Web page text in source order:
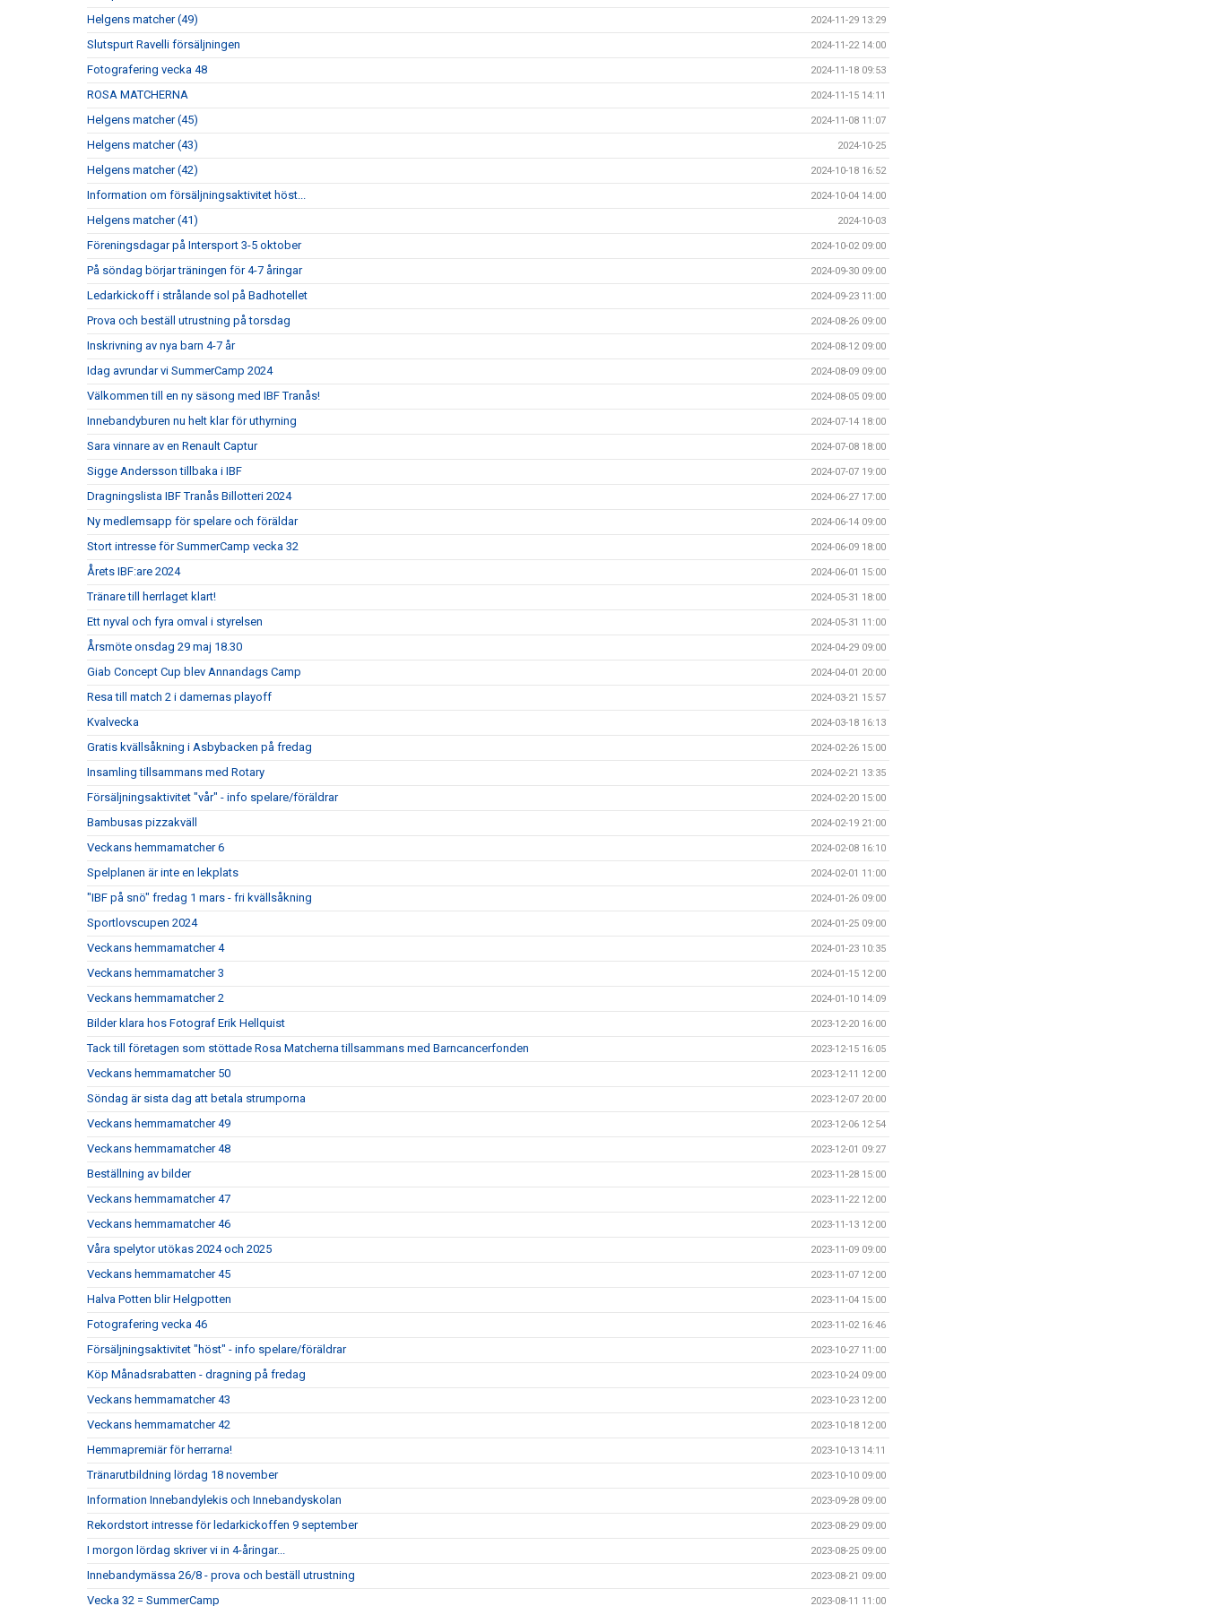
Helgens matcher (49) 2024-11-29 13:29
Slutspurt Ravelli försäljningen 2024-11-22 14:00
Fotografering vecka 48 2024-11-18 09:53
ROSA MATCHERNA 2024-11-15 14:11
Helgens matcher (45) 2024-11-08 11:07
Helgens matcher (43) 2024-10-25
Helgens matcher (42) 2024-10-18 16:52
Information om försäljningsaktivitet höst... 2024-10-04 14:00
Helgens matcher (41) 2024-10-03
Föreningsdagar på Intersport 3-5 oktober 2024-10-02 09:00
På söndag börjar träningen för 4-7 åringar 2024-09-30 09:00
Ledarkickoff i strålande sol på Badhotellet 2024-09-23 11:00
Prova och beställ utrustning på torsdag 2024-08-26 09:00
Inskrivning av nya barn 4-7 år 2024-08-12 09:00
Idag avrundar vi SummerCamp 2024 2024-08-09 09:00
Välkommen till en ny säsong med IBF Tranås! 2024-08-05 09:00
Innebandyburen nu helt klar för uthyrning 2024-07-14 18:00
Sara vinnare av en Renault Captur 2024-07-08 18:00
Sigge Andersson tillbaka i IBF 2024-07-07 19:00
Dragningslista IBF Tranås Billotteri 2024 2024-06-27 17:00
Ny medlemsapp för spelare och föräldar 2024-06-14 09:00
Stort intresse för SummerCamp vecka 32 2024-06-09 18:00
Årets IBF:are 2024 2024-06-01 15:00
Tränare till herrlaget klart! 2024-05-31 18:00
Ett nyval och fyra omval i styrelsen 2024-05-31 11:00
Årsmöte onsdag 29 maj 18.30 2024-04-29 09:00
Giab Concept Cup blev Annandags Camp 2024-04-01 20:00
Resa till match 2 i damernas playoff 2024-03-21 15:57
Kvalvecka 2024-03-18 16:13
Gratis kvällsåkning i Asbybacken på fredag 2024-02-26 15:00
Insamling tillsammans med Rotary 2024-02-21 13:35
Försäljningsaktivitet "vår" - info spelare/föräldrar 2024-02-20 15:00
Bambusas pizzakväll 2024-02-19 21:00
Veckans hemmamatcher 6 2024-02-08 16:10
Spelplanen är inte en lekplats 2024-02-01 11:00
"IBF på snö" fredag 1 mars - fri kvällsåkning 2024-01-26 09:00
Sportlovscupen 2024 2024-01-25 09:00
Veckans hemmamatcher 4 2024-01-23 10:35
Veckans hemmamatcher 3 2024-01-15 12:00
Veckans hemmamatcher 2 2024-01-10 14:09
Bilder klara hos Fotograf Erik Hellquist 2023-12-20 16:00
Tack till företagen som stöttade Rosa Matcherna tillsammans med Barncancerfonden 2023-12-15 16:05
Veckans hemmamatcher 50 2023-12-11 12:00
Söndag är sista dag att betala strumporna 2023-12-07 20:00
Veckans hemmamatcher 49 2023-12-06 12:54
Veckans hemmamatcher 48 2023-12-01 09:27
Beställning av bilder 2023-11-28 15:00
Veckans hemmamatcher 47 2023-11-22 12:00
Veckans hemmamatcher 46 2023-11-13 12:00
Våra spelytor utökas 2024 och 2025 2023-11-09 09:00
Veckans hemmamatcher 45 2023-11-07 12:00
Halva Potten blir Helgpotten 2023-11-04 15:00
Fotografering vecka 46 2023-11-02 16:46
Försäljningsaktivitet "höst" - info spelare/föräldrar 2023-10-27 11:00
Köp Månadsrabatten - dragning på fredag 2023-10-24 09:00
Veckans hemmamatcher 43 2023-10-23 12:00
Veckans hemmamatcher 42 2023-10-18 12:00
Hemmapremiär för herrarna! 2023-10-13 14:11
Tränarutbildning lördag 18 november 2023-10-10 09:00
Information Innebandylekis och Innebandyskolan 2023-09-28 09:00
Rekordstort intresse för ledarkickoffen 9 september 2023-08-29 09:00
I morgon lördag skriver vi in 4-åringar... 2023-08-25 09:00
Innebandymässa 26/8 - prova och beställ utrustning 2023-08-21 09:00
Vecka 32 = SummerCamp 2023-08-11 11:00